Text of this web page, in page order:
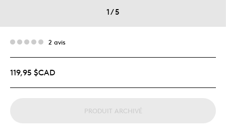
1/5
2 avis
119,95 $CAD
PRODUIT ARCHIVÉ